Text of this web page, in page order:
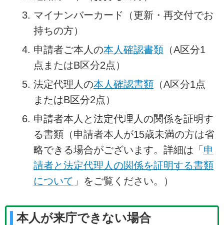
マイナンバーカード（更新・再交付でお
持ちの方）
申請者ご本人の本人確認書類（A区分1
点またはB区分2点）
法定代理人の本人確認書類（A区分1点
またはB区分2点）
申請者本人と法定代理人の関係を証明す
る書類（申請者本人が15歳未満の方は省
略できる場合がございます。詳細は「申
請者と法定代理人の関係を証明する書類
について 」をご覧ください。）
本人が来庁できない場合